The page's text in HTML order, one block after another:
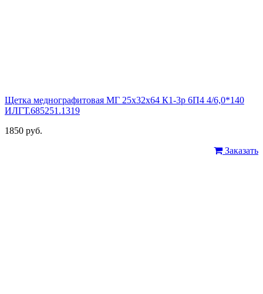
Щетка меднографитовая МГ 25х32х64 К1-3р 6П4 4/6,0*140
ИЛГТ.685251.1319
1850 руб.
Заказать